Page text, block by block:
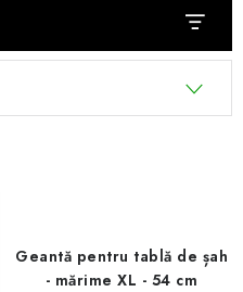
Geantă pentru tablă de șah
- mărime XL - 54 cm